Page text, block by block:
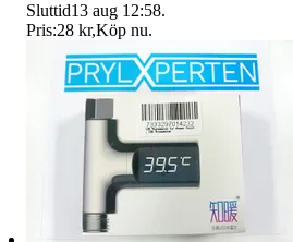
Sluttid13 aug 12:58.
Pris:28 kr,Köp nu.